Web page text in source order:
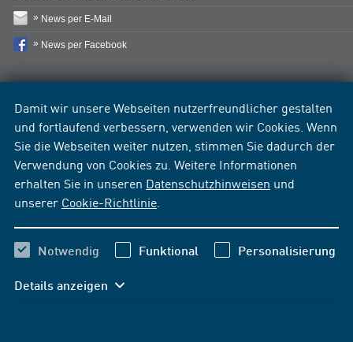
Damit wir unsere Webseiten nutzerfreundlicher gestalten
und fortlaufend verbessern, verwenden wir Cookies. Wenn
Sie die Webseiten weiter nutzen, stimmen Sie dadurch der
Verwendung von Cookies zu. Weitere Informationen
erhalten Sie in unseren Datenschutzhinweisen und
unserer Cookie-Richtlinie
Notwendig Funktional Personalisierung
Details anzeigen
News per E-Mail
News per Facebook